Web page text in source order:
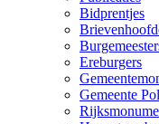
Bidprentjes
Ereburgers
Gemeente